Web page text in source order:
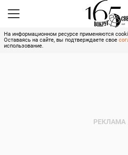
На информационном ресурсе применяются
Оставаясь на сайте, вы подтверждаете свое
использование.